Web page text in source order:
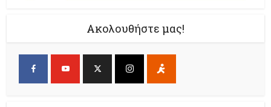
Ακολουθήστε μας!